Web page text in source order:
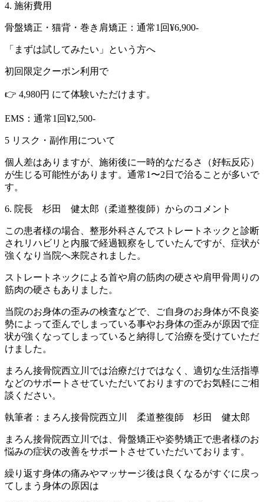
4. 施術費用
骨盤矯正・猫背・巻き肩矯正：通常1回¥6,900-
「まずは試してみたい」という方へ
初回限定クーポン利用で
👉 4,980円 にて体験いただけます。
EMS：通常1回¥2,500-
5 リスク・副作用について
個人差はありますが、施術後に一時的なだるさ（好転反応）
が生じる可能性があります。通常1〜2日で治ることが多いで
す。
6. 院長 杉田 健太郎（柔道整復師）からのコメント
この患者様の場合、整形外科さんでストレートネックと診断
されリハビリと内服で経過観察をしていたんですが、症状が
強くなり当院へ来院されました。
ストレートネックによる首や肩の筋肉の硬さや肩甲骨周りの
筋肉の硬さもありました。
当院のお身体の歪みの検査などで、ご自身のお身体が不良姿
勢によって歪んでしまっている事やお身体の歪みが原因で症
状が強くなってしまっていると納得して治療を受けていただ
けました。
まろん接骨院西立川では治療だけではなく、適切な生活指導
などのサポートさせていただいておりますのでお気軽にご相
談ください。
執筆者：まろん接骨院西立川 柔道整復師 杉田 健太郎
まろん接骨院西立川では、骨盤矯正や姿勢矯正で患者様のお
悩みの症状の改善をサポートさせていただいております。
繰り返す身体の痛みやマッサージ後は良くなるがすぐに戻っ
てしまう身体の原因は